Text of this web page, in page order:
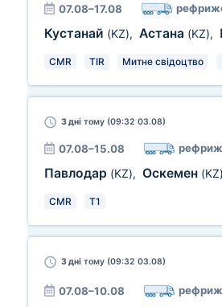
07.08–17.08
Кустанай (KZ), Астана (KZ),
CMR TIR Митне свідоцтво
3 дні тому (09:32 03.08)
07.08–15.08
Павлодар (KZ), Оскемен (KZ)
CMR T1
3 дні тому (09:32 03.08)
07.08–10.08